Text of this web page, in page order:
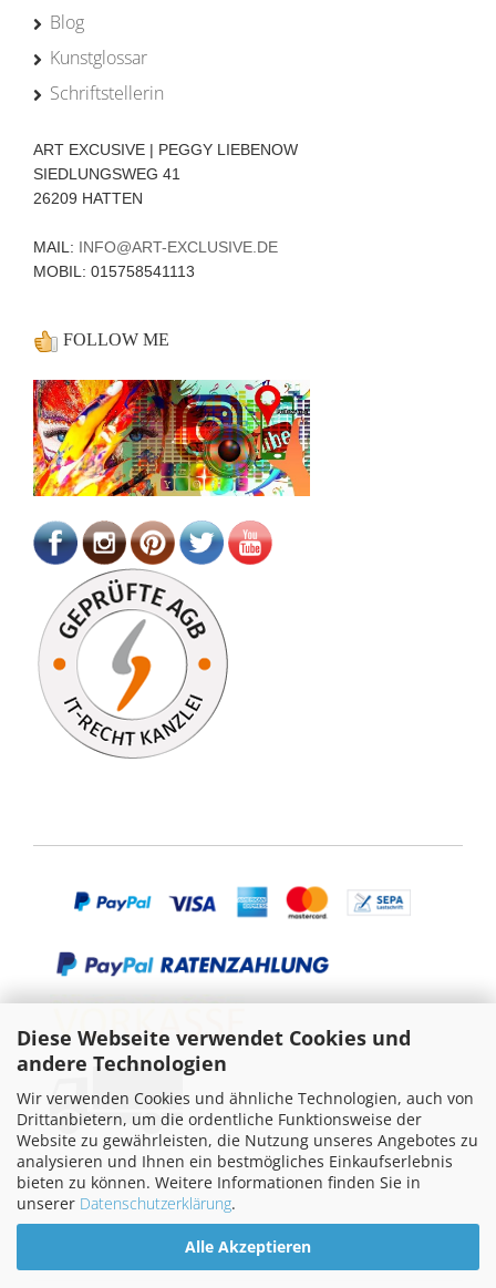
Diese Webseite verwendet Cookies und
andere Technologien
Wir verwenden Cookies und ähnliche Technologien, auch von
Drittanbietern, um die ordentliche Funktionsweise der
Website zu gewährleisten, die Nutzung unseres Angebotes zu
analysieren und Ihnen ein bestmögliches Einkaufserlebnis
bieten zu können. Weitere Informationen finden Sie in
unserer Datenschutzerklärung.
Alle Akzeptieren
Blog
Kunstglossar
Schriftstellerin
ART EXCUSIVE | PEGGY LIEBENOW
SIEDLUNGSWEG 41
26209 HATTEN
MAIL: INFO@ART-EXCLUSIVE.DE
MOBIL: 015758541113
FOLLOW ME